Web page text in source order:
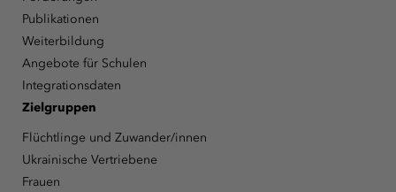
Publikationen
Weiterbildung
Angebote für Schulen
Integrationsdaten
Zielgruppen
Flüchtlinge und Zuwander/innen
Ukrainische Vertriebene
Frauen